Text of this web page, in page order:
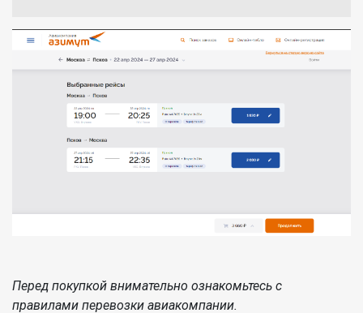
Перед покупкой внимательно ознакомьтесь с
правилами перевозки авиакомпании.